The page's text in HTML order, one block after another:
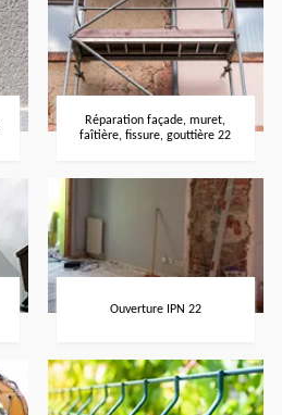
Réparation façade, muret,
faîtière, fissure, gouttière 22
Ouverture IPN 22